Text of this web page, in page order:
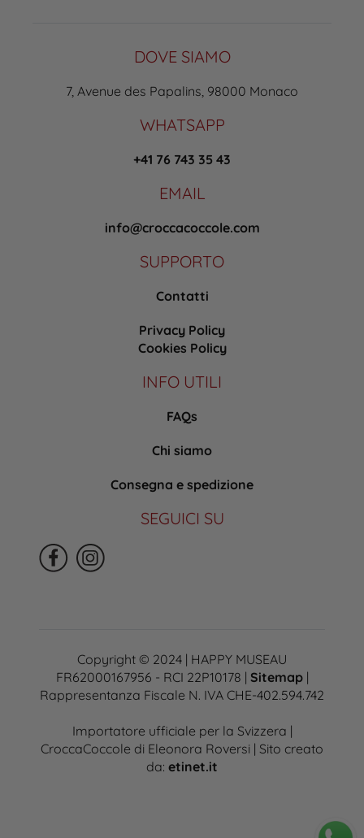
DOVE SIAMO
7, Avenue des Papalins, 98000 Monaco
WHATSAPP
+41 76 743 35 43
EMAIL
info@croccacoccole.com
SUPPORTO
Contatti
Privacy Policy
Cookies Policy
INFO UTILI
FAQs
Chi siamo
Consegna e spedizione
SEGUICI SU
Copyright © 2024 | HAPPY MUSEAU
FR62000167956 - RCI 22P10178 | Sitemap|
Rappresentanza Fiscale N. IVA CHE-402.594.742
Importatore ufficiale per la Svizzera |
CroccaCoccole di Eleonora Roversi | Sito creato
da: etinet.it